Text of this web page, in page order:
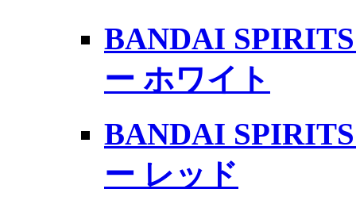
BANDAI
ー ホワイト
BANDAI
ー レッド